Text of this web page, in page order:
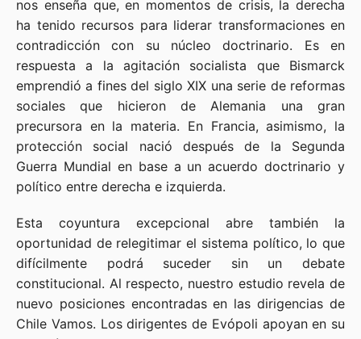
nos enseña que, en momentos de crisis, la derecha
ha tenido recursos para liderar transformaciones en
contradicción con su núcleo doctrinario. Es en
respuesta a la agitación socialista que Bismarck
emprendió a fines del siglo XIX una serie de reformas
sociales que hicieron de Alemania una gran
precursora en la materia. En Francia, asimismo, la
protección social nació después de la Segunda
Guerra Mundial en base a un acuerdo doctrinario y
político entre derecha e izquierda.
Esta coyuntura excepcional abre también la
oportunidad de relegitimar el sistema político, lo que
difícilmente podrá suceder sin un debate
constitucional. Al respecto, nuestro estudio revela de
nuevo posiciones encontradas en las dirigencias de
Chile Vamos. Los dirigentes de Evópoli apoyan en su